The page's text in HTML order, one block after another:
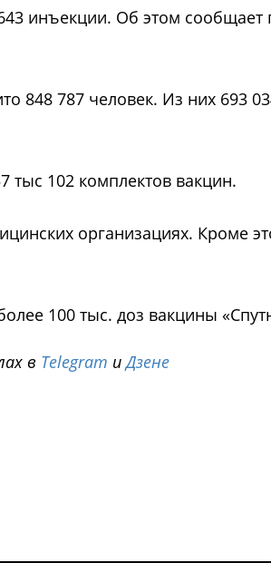
инъекции. Об этом сообщает
848 787 человек. Из них 693
тыс 102 комплектов вакцин.
организациях. Кроме
100 тыс. доз вакцины
в Telegram иДзене